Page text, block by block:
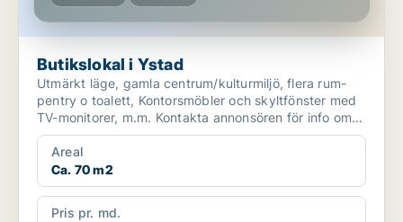
Butikslokal i Ystad
Utmärkt läge, gamla centrum/kulturmiljö, flera rum-
pentry o toalett, Kontorsmöbler och skyltfönster med
TV-monitorer, m.m. Kontakta annonsören för info om...
Areal
Ca. 70 m2
Pris pr. md.